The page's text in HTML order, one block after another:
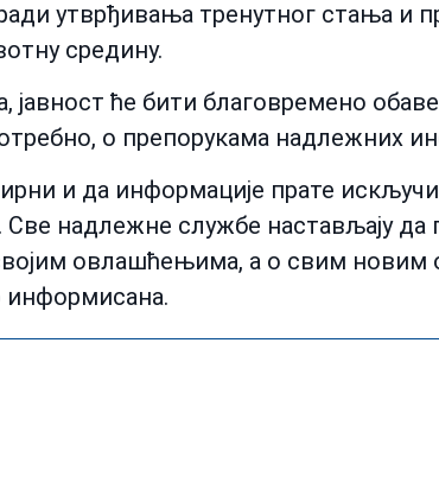
утврђивања тренутног стања и
средину.
ће бити благовремено
о препорукама надлежних
и да информације прате
надлежне службе настављају да
овлашћењима, а о свим
информисана.